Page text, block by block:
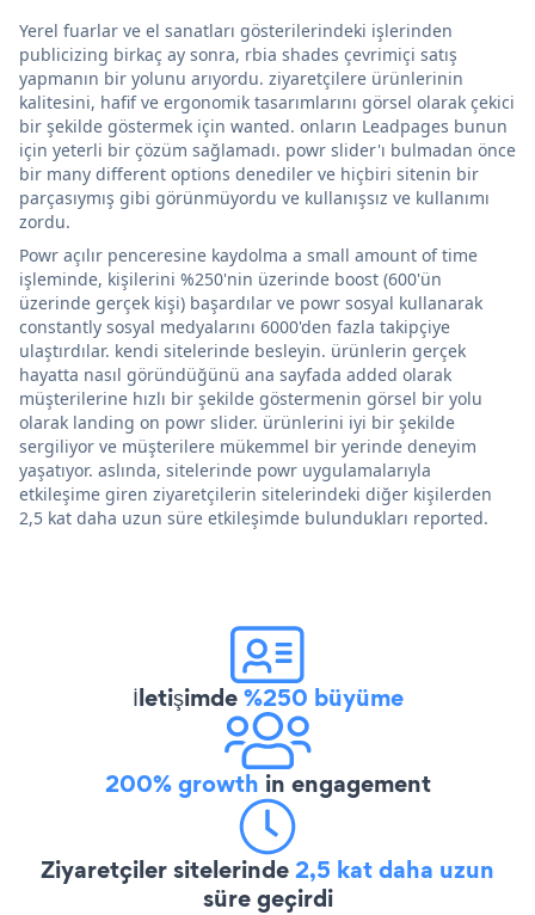
Yerel fuarlar ve el sanatları gösterilerindeki işlerinden
publicizing birkaç ay sonra, rbia shades çevrimiçi satış
yapmanın bir yolunu arıyordu. ziyaretçilere ürünlerinin
kalitesini, hafif ve ergonomik tasarımlarını görsel olarak çekici
bir şekilde göstermek için wanted. onların Leadpages bunun
için yeterli bir çözüm sağlamadı. powr slider'ı bulmadan önce
bir many different options denediler ve hiçbiri sitenin bir
parçasıymış gibi görünmüyordu ve kullanışsız ve kullanımı
zordu.
Powr açılır penceresine kaydolma a small amount of time
işleminde, kişilerini %250'nin üzerinde boost (600'ün
üzerinde gerçek kişi) başardılar ve powr sosyal kullanarak
constantly sosyal medyalarını 6000'den fazla takipçiye
ulaştırdılar. kendi sitelerinde besleyin. ürünlerin gerçek
hayatta nasıl göründüğünü ana sayfada added olarak
müşterilerine hızlı bir şekilde göstermenin görsel bir yolu
olarak landing on powr slider. ürünlerini iyi bir şekilde
sergiliyor ve müşterilere mükemmel bir yerinde deneyim
yaşatıyor. aslında, sitelerinde powr uygulamalarıyla
etkileşime giren ziyaretçilerin sitelerindeki diğer kişilerden
2,5 kat daha uzun süre etkileşimde bulundukları reported.
İletişimde%250 büyüme
200% growth in engagement
Ziyaretçiler sitelerinde2,5 kat daha uzun
süre geçirdi